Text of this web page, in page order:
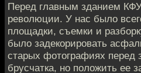
Перед главным зданием
революции. У нас было
площадки, съемки и
было задекорировать
старых фотографиях перед
брусчатка, но положить ее